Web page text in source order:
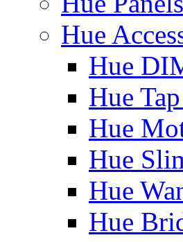
Hue
Hue
Hue
Hue
Hue
Hue
Hue